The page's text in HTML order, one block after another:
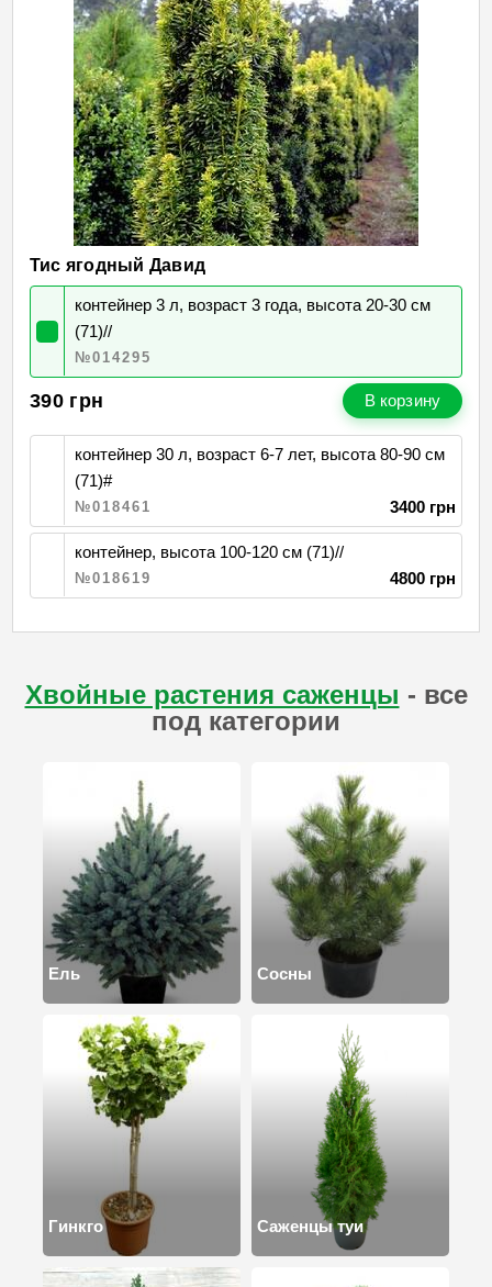
Тис ягодный Давид
контейнер 3 л, возраст 3 года, высота 20-30 см
(71)//
№014295
390 грн В корзину
контейнер 30 л, возраст 6-7 лет, высота 80-90 см
(71)#
№018461 3400 грн
контейнер, высота 100-120 см (71)//
№018619 4800 грн
Хвойные растения саженцы - все
под категории
Ель Сосны
Гинкго Саженцы туи